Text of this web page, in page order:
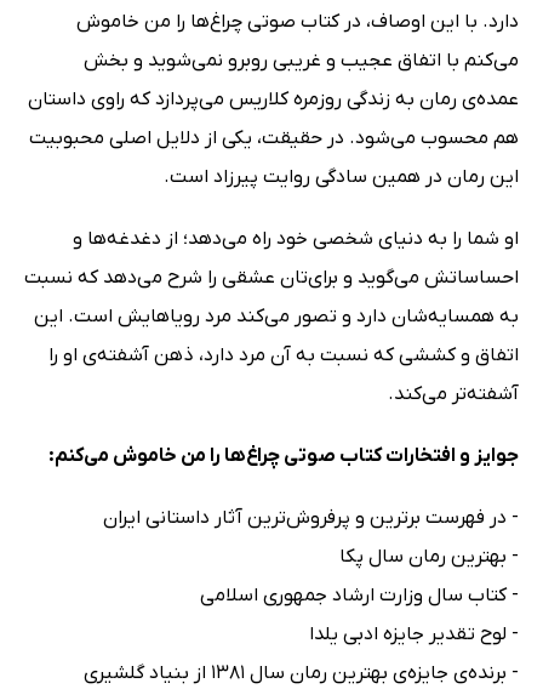
دارد. با این اوصاف، در کتاب صوتی چراغ‌ها را من خاموش
می‌کنم با اتفاق عجیب و غریبی روبرو نمی‌شوید و بخش
عمده‌ی رمان به زندگی روزمره کلاریس می‌پردازد که راوی داستان
هم محسوب می‌شود. در حقیقت، یکی از دلایل اصلی محبوبیت
این رمان در همین سادگی روایت پیرزاد است.
او شما را به دنیای شخصی خود راه می‌دهد؛ از دغدغه‌ها و
احساساتش می‌گوید و برای‌تان عشقی را شرح می‌دهد که نسبت
به همسایه‌شان دارد و تصور می‌کند مرد رویاهایش است. این
اتفاق و کششی که نسبت به آن مرد دارد، ذهن آشفته‌ی او را
آشفته‌تر می‌کند.
جوایز و افتخارات کتاب صوتی چراغ‌ها را من خاموش می‌کنم:
- در فهرست برترین و پرفروش‌ترین آثار داستانی ایران
- بهترین رمان سال پکا
- کتاب سال وزارت ارشاد جمهوری اسلامی
- لوح تقدیر جایزه ادبی یلدا
- برنده‌ی جایزه‌ی بهترین رمان سال 1381 از بنیاد گلشیری